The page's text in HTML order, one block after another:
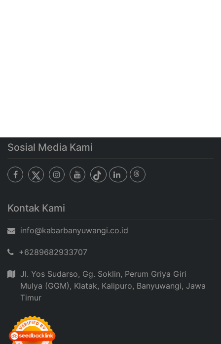
Sosial Media Kami
Kontak Kami
info@kabarbanyuwangi.co.id
+6289682933707
Jl. Yos Sudarso, Gg. Soklin, Perum Griya Giri
Mulya (GGM), Klatak, Kalipuro, Banyuwangi, Jawa
Timur